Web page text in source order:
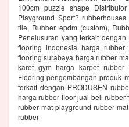
100cm puzzle shape
Playground Sport?
tile, Rubber epdm (custom),
Penelusuran yang terkait
flooring indonesia harga
flooring surabaya harga rubber
karet gym harga karpet rubber
Flooring pengembangan produk
terkait dengan PRODUSEN
harga rubber floor jual beli rubber
rubber mat playground rubber
rubber